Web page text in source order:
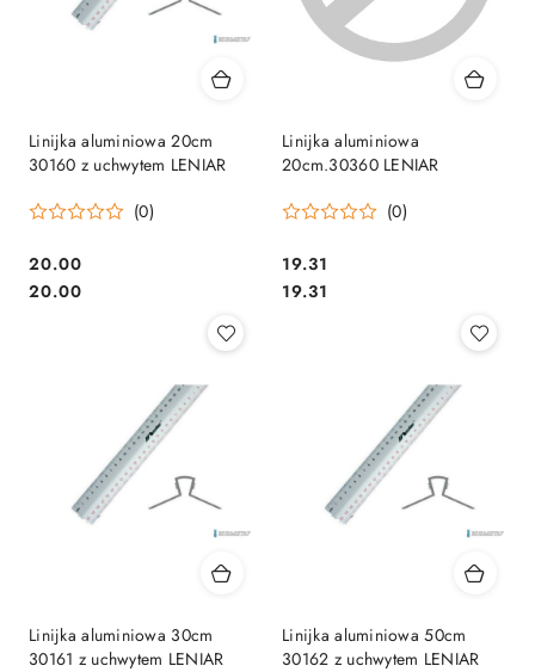
Linijka aluminiowa 20cm
30160 z uchwytem LENIAR
(0)
Cena:
20.00
Cena:
20.00
Linijka aluminiowa
20cm.30360 LENIAR
(0)
Cena:
19.31
Cena:
19.31
Linijka aluminiowa 30cm
30161 z uchwytem LENIAR
Linijka aluminiowa 50cm
30162 z uchwytem LENIAR